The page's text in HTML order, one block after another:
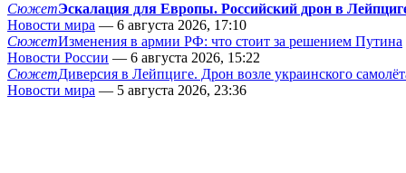
СюжетЭскалация для Европы. Российский дрон в
Новости мира — 6 августа 2026, 17:10
СюжетИзменения в армии РФ: что стоит за решением Путина
Новости России — 6 августа 2026, 15:22
СюжетДиверсия в Лейпциге. Дрон возле украинского
Новости мира — 5 августа 2026, 23:36